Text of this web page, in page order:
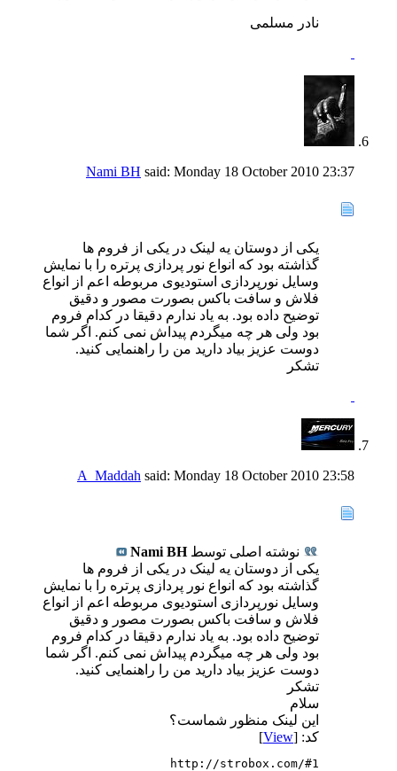
نادر مسلمی
Nami BH said: Monday 18 October 2010 23:37
یکی از دوستان یه لینک در یکی از فروم ها
گذاشته بود که انواع نور پردازی پرتره را با نمایش
وسایل نورپردازی استودیوی مربوطه اعم از انواع
فلاش و سافت باکس بصورت مصور و دقیق
توضیح داده بود. به یاد ندارم دقیقا در کدام فروم
بود ولی هر چه میگردم پیداش نمی کنم. اگر شما
دوست عزیز بیاد دارید من را راهنمایی کنید.
تشکر
A_Maddah said: Monday 18 October 2010 23:58
نوشته اصلی توسطNami BH
یکی از دوستان یه لینک در یکی از فروم ها
گذاشته بود که انواع نور پردازی پرتره را با نمایش
وسایل نورپردازی استودیوی مربوطه اعم از انواع
فلاش و سافت باکس بصورت مصور و دقیق
توضیح داده بود. به یاد ندارم دقیقا در کدام فروم
بود ولی هر چه میگردم پیداش نمی کنم. اگر شما
دوست عزیز بیاد دارید من را راهنمایی کنید.
تشکر
سلام
این لینک منظور شماست؟
کد: [View
]
http://strobox.com/#1